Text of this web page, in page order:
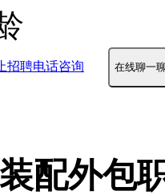
招聘电话咨询 在线聊一
配外包